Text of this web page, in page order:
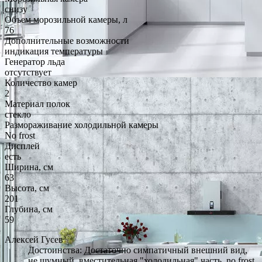
снизу
Объем морозильной камеры, л
76
Дополнительные возможности
индикация температуры
Генератор льда
отсутствует
Количество камер
2
Материал полок
стекло
Размораживание холодильной камеры
No frost
Дисплей
есть
Ширина, см
63
Высота, см
201
Глубина, см
59
Алексей Гусев
Достоинства: Достаточно симпатичный внешний вид,